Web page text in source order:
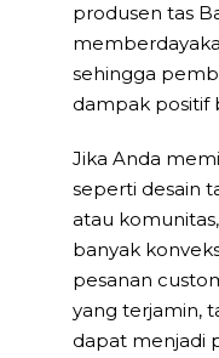
produsen tas
sehingga
dampak positif
Jika Anda
seperti desain
atau
banyak
pesanan
yang terjamin,
dapat menjadi